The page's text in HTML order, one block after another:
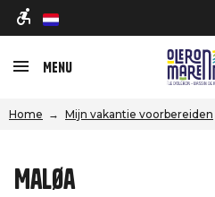
nl
Menu
Home Mijn vakantie voorbereiden
Maløa